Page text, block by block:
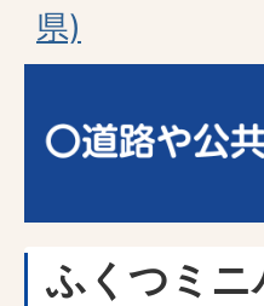
県)
ふくつミニ